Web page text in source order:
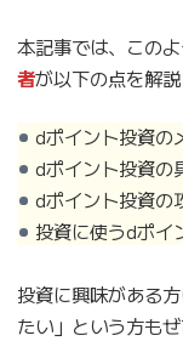
本記事では、この
者が以下の点を解説
dポイント投資の
dポイント投資の
dポイント投資の
投資に使うdポイ
投資に興味がある
たい」という方も